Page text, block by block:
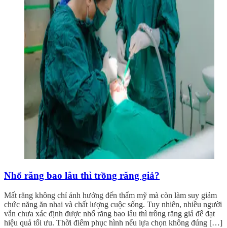
Nhổ răng bao lâu thì trồng răng giả?
Mất răng không chỉ ảnh hưởng đến thẩm mỹ mà còn làm suy giảm
chức năng ăn nhai và chất lượng cuộc sống. Tuy nhiên, nhiều người
vẫn chưa xác định được nhổ răng bao lâu thì trồng răng giả để đạt
hiệu quả tối ưu. Thời điểm phục hình nếu lựa chọn không đúng […]